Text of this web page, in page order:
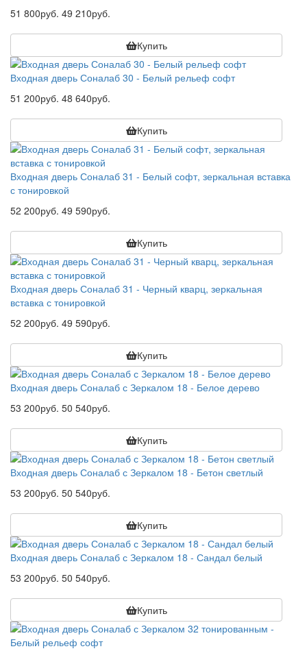
51 800руб. 49 210руб.
Купить
Входная дверь Соналаб 30 - Белый рельеф софт
51 200руб. 48 640руб.
Купить
Входная дверь Соналаб 31 - Белый софт, зеркальная вставка
с тонировкой
52 200руб. 49 590руб.
Купить
Входная дверь Соналаб 31 - Черный кварц, зеркальная
вставка с тонировкой
52 200руб. 49 590руб.
Купить
Входная дверь Соналаб с Зеркалом 18 - Белое дерево
53 200руб. 50 540руб.
Купить
Входная дверь Соналаб с Зеркалом 18 - Бетон светлый
53 200руб. 50 540руб.
Купить
Входная дверь Соналаб с Зеркалом 18 - Сандал белый
53 200руб. 50 540руб.
Купить